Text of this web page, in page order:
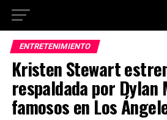
ENTRETENIMIENTO
Kristen Stewart
respaldada por Dylan
famosos en Los